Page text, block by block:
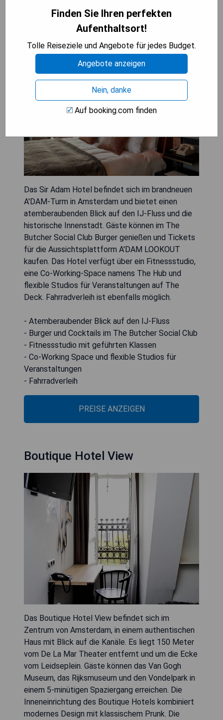
Sir Adam Hotel
Das Sir Adam Hotel befindet sich im brandneuen
A'DAM-Turm in Amsterdam und bietet einen
atemberaubenden Blick auf den IJ-Fluss und die
historische Innenstadt. Gäste können im The
Butcher Social Club Burger genießen und Tickets
für die Aussichtsplattform A'DAM LOOKOUT
kaufen. Das Hotel verfügt über ein Fitnessstudio,
eine Co-Working-Space namens The Hub und
flexible Studios für Veranstaltungen auf The
Deck. Fahrradverleih ist ebenfalls möglich.
- Atemberaubender Blick auf den IJ-Fluss
- Burger und Cocktails im The Butcher Social Club
- Fitnessstudio mit geführten Klassen
- Co-Working Space und flexible Studios für
Veranstaltungen
- Fahrradverleih
PREISE ANZEIGEN
Boutique Hotel View
Das Boutique Hotel View befindet sich im
Zentrum von Amsterdam, in einem authentischen
Haus mit Blick auf die Kanäle. Es liegt 150 Meter
vom De La Mar Theater entfernt und um die Ecke
vom Leidseplein. Gäste können das Van Gogh
Museum, das Rijksmuseum und den Vondelpark in
einem 5-minütigen Spaziergang erreichen. Die
Inneneinrichtung des Boutique Hotels kombiniert
modernes Design mit klassischem Prunk. Die
Finden Sie Ihren perfekten
Aufenthaltsort!
Tolle Reiseziele und Angebote für jedes Budget.
Angebote anzeigen
Nein, danke
Auf booking.com finden